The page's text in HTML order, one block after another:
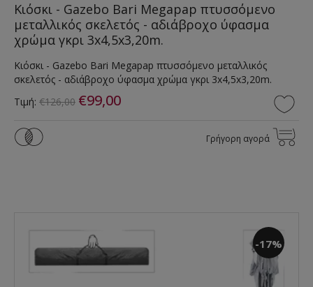
Κιόσκι - Gazebo Bari Megapap πτυσσόμενο
μεταλλικός σκελετός - αδιάβροχο ύφασμα
χρώμα γκρι 3x4,5x3,20m.
Κιόσκι - Gazebo Bari Megapap πτυσσόμενο μεταλλικός
σκελετός - αδιάβροχο ύφασμα χρώμα γκρι 3x4,5x3,20m.
Τιμή: €126,00 €99,00
Γρήγορη αγορά
-17%